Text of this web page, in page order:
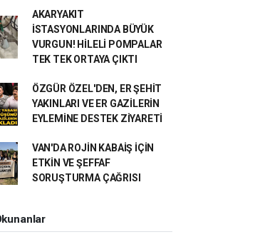
AKARYAKIT
İSTASYONLARINDA BÜYÜK
VURGUN! HİLELİ POMPALAR
TEK TEK ORTAYA ÇIKTI
ÖZGÜR ÖZEL'DEN, ER ŞEHİT
YAKINLARI VE ER GAZİLERİN
EYLEMİNE DESTEK ZİYARETİ
VAN'DA ROJİN KABAİŞ İÇİN
ETKİN VE ŞEFFAF
SORUŞTURMA ÇAĞRISI